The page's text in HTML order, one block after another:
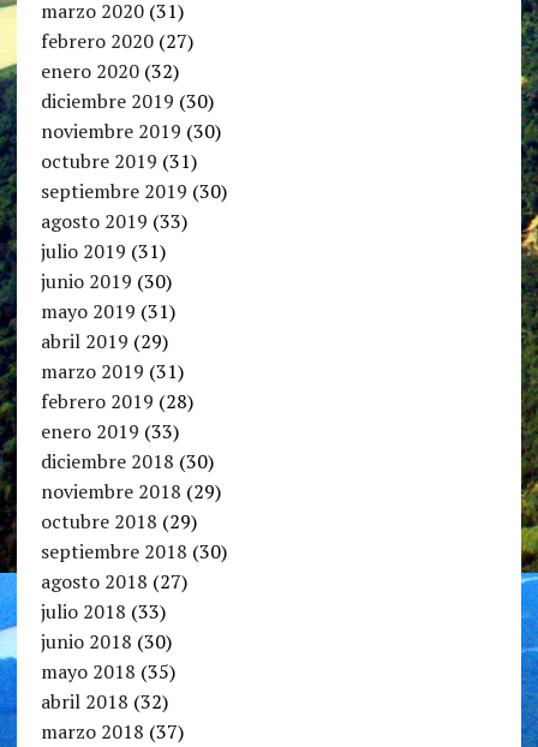
marzo 2020(31)
febrero 2020(27)
enero 2020(32)
diciembre 2019 (30)
noviembre 2019 (30)
octubre 2019 (31)
septiembre 2019 (30)
agosto 2019 (33)
julio 2019 (31)
junio 2019 (30)
mayo 2019 (31)
abril 2019 (29)
marzo 2019 (31)
febrero 2019 (28)
enero 2019 (33)
diciembre 2018 (30)
noviembre 2018 (29)
octubre 2018 (29)
septiembre 2018 (30)
agosto 2018 (27)
julio 2018 (33)
junio 2018 (30)
mayo 2018 (35)
abril 2018 (32)
marzo 2018 (37)